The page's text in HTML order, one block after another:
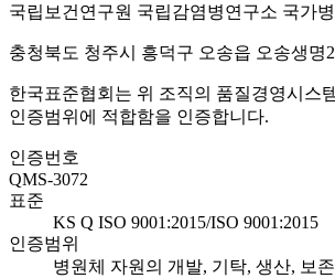
국립보건연구원 국립감염병연구소 국가
충청북도 청주시 흥덕구 오송읍 오송생명
한국표준협회는 위 조직의 품질경영시스
인증범위에 적합함을 인증합니다.
인증번호
QMS-3072
표준
KS Q ISO 9001:2015/ISO 9001:2015
인증범위
병원체 자원의 개발, 기탁, 생산, 보